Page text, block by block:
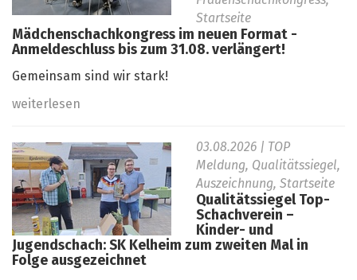
Startseite
Mädchenschachkongress im neuen Format -
Anmeldeschluss bis zum 31.08. verlängert!
Gemeinsam sind wir stark!
weiterlesen
03.08.2026 | TOP
Meldung, Qualitätssiegel,
Auszeichnung, Startseite
Qualitätssiegel Top-
Schachverein –
Kinder- und
Jugendschach: SK Kelheim zum zweiten Mal in
Folge ausgezeichnet